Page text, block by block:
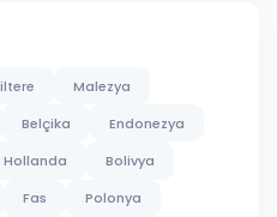
Malezya
Belçika
Endonezya
Hollanda
Bolivya
Fas Polonya